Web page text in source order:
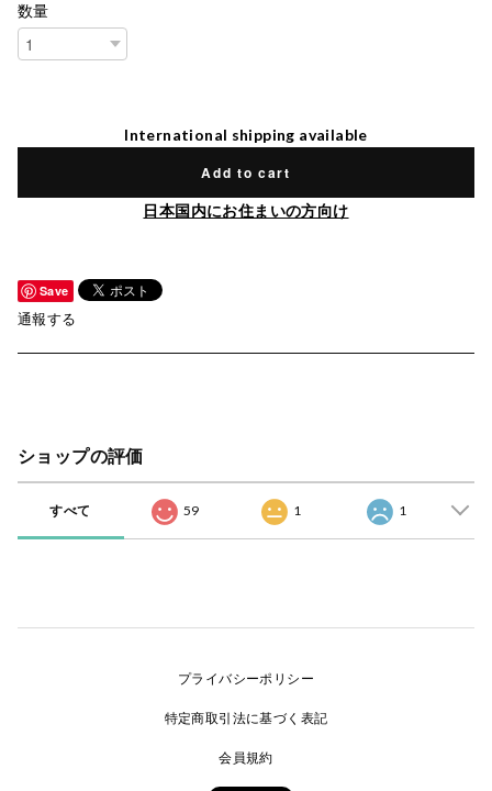
数量
International shipping available
Add to cart
日本国内にお住まいの方向け
Save
通報する
ショップの評価
すべて 59 1 1
プライバシーポリシー
特定商取引法に基づく表記
会員規約